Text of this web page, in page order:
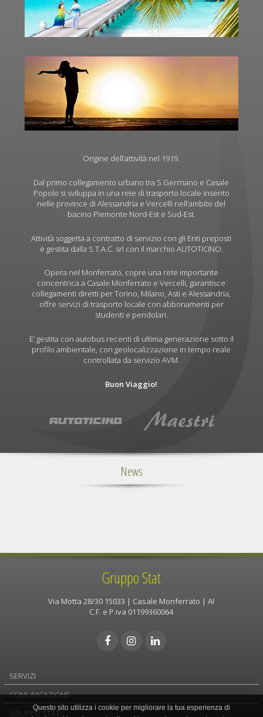
Origine dell’attività nel 1919.
Dal primo collegamento urbano tra S.Gerrnano e Casale
Popolo si sviluppa in una rete di trasporto locale inserito
nelle province di Alessandria e Vercelli nell’ambito del
bacino Piemonte Nord-Est e Sud-Est.
Attività soggetta a contratto di servizio con gli Enti preposti
è gestita dalla S.T.A.C. srl con il marchio AUTOTICINO.
Opera nel Monferrato, copre una rete importante
concentrica a Casale Monferrato e Vercelli, garantisce
collegamenti diretti per Torino, Milano, Asti e Alessandria,
offre servizi di trasporto locale con abbonamenti per
studenti e pendolari.
E’ gestita con autobus recenti di ultima generazione sotto il
profilo ambientale, con geolocalizzazione in tempo reale
controllata da servizio AVM.
Buon Viaggio!
News
Gruppo Stat
Via Motta 28/30 15033 | Casale Monferrato | Al
C.F. e P.iva 01199360064
SERVIZI
COMUNICAZIONE
GRUPPO STAT
Questo sito utilizza i cookie per migliorare la tua esperienza di